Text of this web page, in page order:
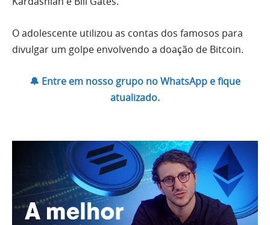
O adolescente utilizou as contas dos famosos para
divulgar um golpe envolvendo a doação de Bitcoin.
🔔 Entre em nosso grupo no WhatsApp e fique
atualizado.